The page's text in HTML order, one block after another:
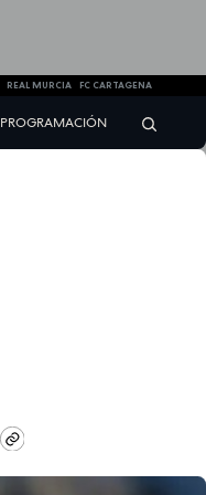
REAL MURCIA FC CARTAGENA
PROGRAMACIÓN